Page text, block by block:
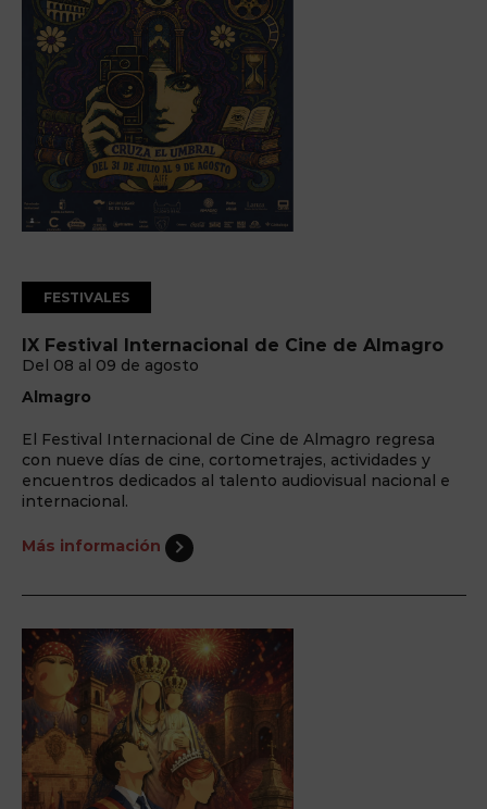
FESTIVALES
IX Festival Internacional de Cine de Almagro
Del 08 al 09 de agosto
Almagro
El Festival Internacional de Cine de Almagro regresa
con nueve días de cine, cortometrajes, actividades y
encuentros dedicados al talento audiovisual nacional e
internacional.
Más información